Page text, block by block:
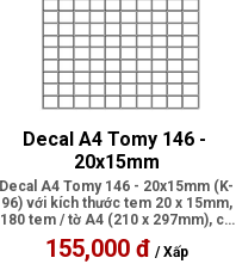
Decal A4 Tomy 146 -
20x15mm
Decal A4 Tomy 146 - 20x15mm (K-
96) với kích thước tem 20 x 15mm,
180 tem / tờ A4 (210 x 297mm), có
p..
155,000 đ / Xấp